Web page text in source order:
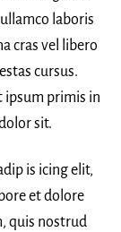
laboris
cras vel libero
cursus.
ipsum primis in
sit.
is icing elit,
et dolore
quis nostrud